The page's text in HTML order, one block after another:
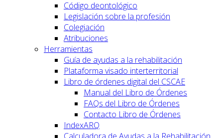
Código deontológico
Legislación sobre la profesión
Colegiación
Atribuciones
Herramientas
Guía de ayudas a la rehabilitación
Plataforma visado interterritorial
Libro de órdenes digital del CSCAE
Manual del Libro de Órdenes
FAQs del Libro de Órdenes
Contacto Libro de Órdenes
IndexARQ